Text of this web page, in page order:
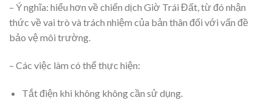
– Ý nghĩa: hiểu hơn về chiến dịch Giờ Trái Đất, từ đó nhận
thức về vai trò và trách nhiệm của bản thân đối với vấn đề
bảo vệ môi trường.
– Các việc làm có thể thực hiện:
Tắt điện khi không không cần sử dụng.